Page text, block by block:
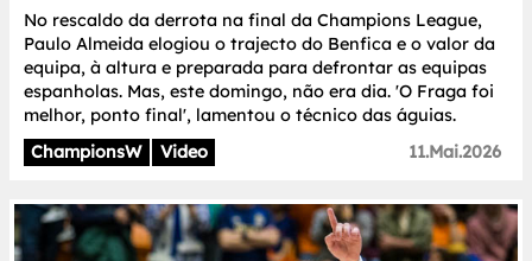
No rescaldo da derrota na final da Champions League,
Paulo Almeida elogiou o trajecto do Benfica e o valor da
equipa, à altura e preparada para defrontar as equipas
espanholas. Mas, este domingo, não era dia. 'O Fraga foi
melhor, ponto final', lamentou o técnico das águias.
ChampionsW
Video 11.Mai.2026